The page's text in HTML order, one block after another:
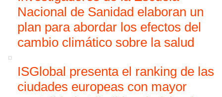
Nacional de Sanidad elaboran un
plan para abordar los efectos del
cambio climático sobre la salud
ISGlobal presenta el ranking de las
ciudades europeas con mayor